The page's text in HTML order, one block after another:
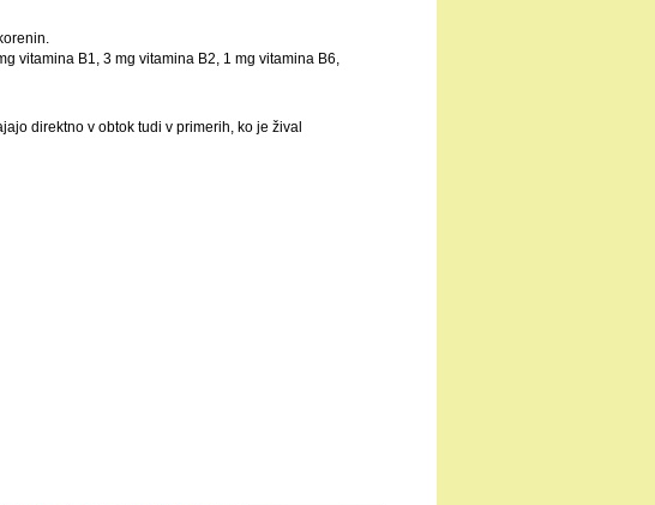
vitamina B1, 3 mg vitamina B2, 1 mg vitamina B6,
direktno v obtok tudi v primerih, ko je žival